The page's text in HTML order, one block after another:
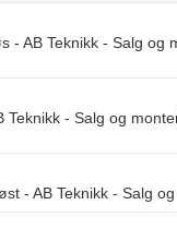
- AB Teknikk - Salg og
Teknikk - Salg og
- AB Teknikk - Salg